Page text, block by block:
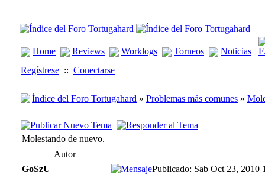
Home Reviews Worklogs Torneos
Noticias
Regístrese :: Conectarse
Índice del Foro Tortugahard » Problemas más comunes »
Molestando de nuevo.
Autor
GoSzU
Publicado: Sab Oct 23, 2010